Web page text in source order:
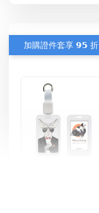
加購證件套享 𝟵𝟱 折